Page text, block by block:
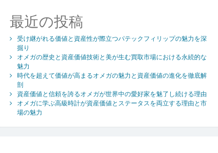
最近の投稿
受け継がれる価値と資産性が際立つパテックフィリップの魅力を深
掘り
オメガの歴史と資産価値技術と美が生む買取市場における永続的な
魅力
時代を超えて価値が高まるオメガの魅力と資産価値の進化を徹底解
剖
資産価値と信頼を誇るオメガが世界中の愛好家を魅了し続ける理由
オメガに学ぶ高級時計が資産価値とステータスを両立する理由と市
場の魅力